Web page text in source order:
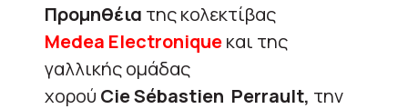
Προμηθέια της κολεκτίβας
Medea Electroniqueκαι της
γαλλικής ομάδας
χορού Cie Sébastien Perrault, την